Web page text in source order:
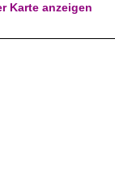
Karte anzeigen